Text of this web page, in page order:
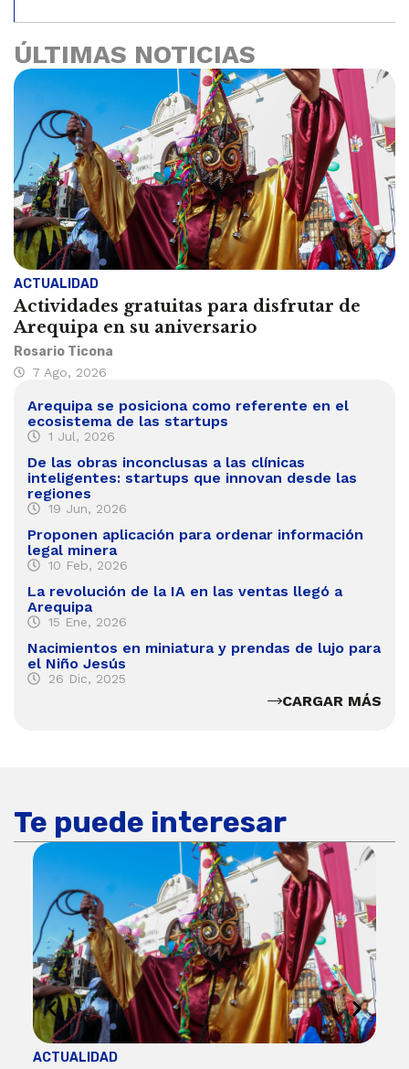
ÚLTIMAS NOTICIAS
ACTUALIDAD
Actividades gratuitas para disfrutar de
Arequipa en su aniversario
Rosario Ticona
7 Ago, 2026
Arequipa se posiciona como referente en el
ecosistema de las startups
1 Jul, 2026
De las obras inconclusas a las clínicas
inteligentes: startups que innovan desde las
regiones
19 Jun, 2026
Proponen aplicación para ordenar información
legal minera
10 Feb, 2026
La revolución de la IA en las ventas llegó a
Arequipa
15 Ene, 2026
Nacimientos en miniatura y prendas de lujo para
el Niño Jesús
26 Dic, 2025
CARGAR MÁS
Te puede interesar
ACTUALIDAD